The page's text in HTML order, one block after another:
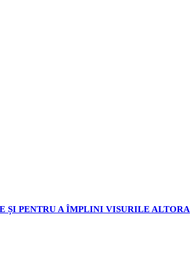
ȘI PENTRU A ÎMPLINI VISURILE ALTORA